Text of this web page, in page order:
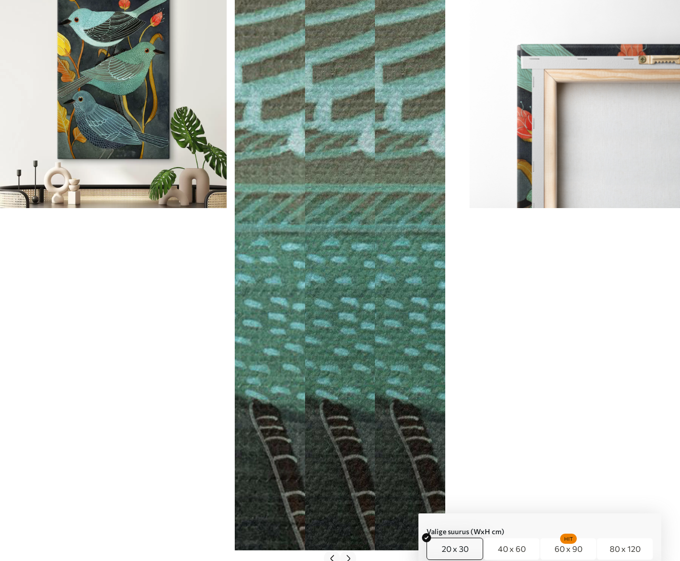
Valige suurus (WxH cm)
20 x 30 40 x 60 60 x 90
HIT
80 x 120